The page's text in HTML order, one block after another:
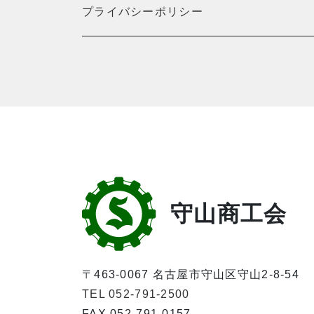
プライバシーポリシー
守山商工会
〒463-0067 名古屋市守山区守山2-8-54
TEL 052-791-2500